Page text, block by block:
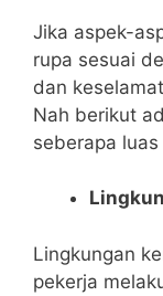
Jika aspek-
rupa sesuai
dan
Nah berikut
seberapa
Lingkungan
pekerja